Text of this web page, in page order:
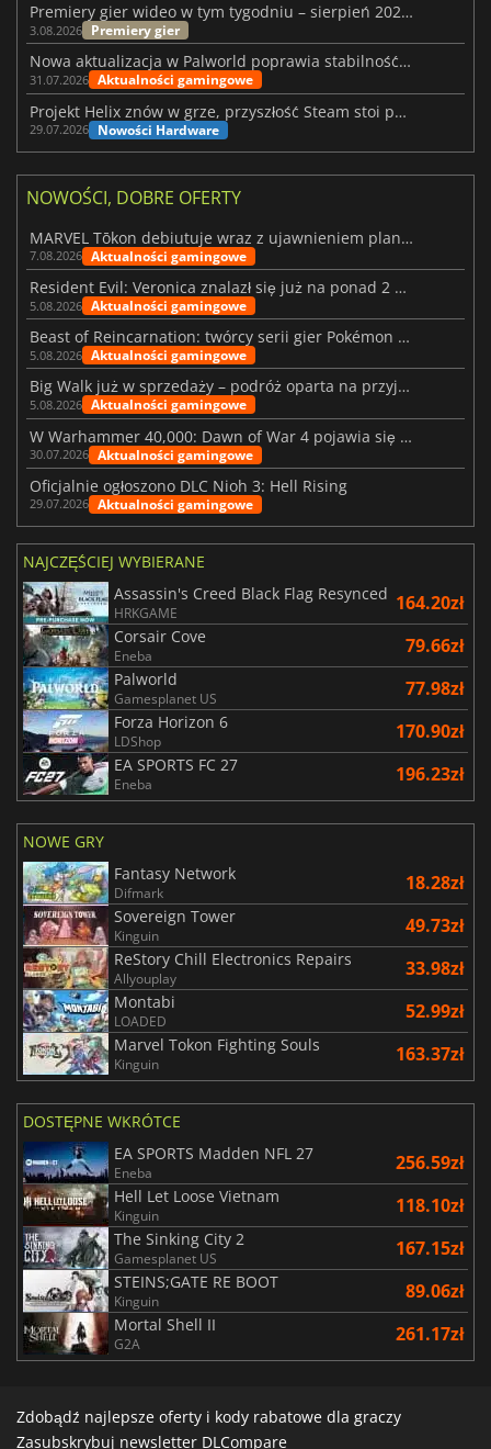
Premiery gier wideo w tym tygodniu – sierpień 2026 r. (32. tydzień)
3.08.2026 Premiery gier
Nowa aktualizacja w Palworld poprawia stabilność Sunreach i walk z bossami
31.07.2026 Aktualności gamingowe
Projekt Helix znów w grze, przyszłość Steam stoi pod znakiem zapytania
29.07.2026 Nowości Hardware
NOWOŚCI, DOBRE OFERTY
MARVEL Tōkon debiutuje wraz z ujawnieniem planu rozwoju na pierwszy rok
7.08.2026 Aktualności gamingowe
Resident Evil: Veronica znalazł się już na ponad 2 milionach list życzeń
5.08.2026 Aktualności gamingowe
Beast of Reincarnation: twórcy serii gier Pokémon wkraczają na nową ścieżkę
5.08.2026 Aktualności gamingowe
Big Walk już w sprzedaży – podróż oparta na przyjaźni
5.08.2026 Aktualności gamingowe
W Warhammer 40,000: Dawn of War 4 pojawia się frakcja Nekronów
30.07.2026 Aktualności gamingowe
Oficjalnie ogłoszono DLC Nioh 3: Hell Rising
29.07.2026 Aktualności gamingowe
NAJCZĘŚCIEJ WYBIERANE
Assassin's Creed Black Flag Resynced
HRKGAME 164.20zł
Corsair Cove
Eneba 79.66zł
Palworld
Gamesplanet US 77.98zł
Forza Horizon 6
LDShop 170.90zł
EA SPORTS FC 27
Eneba 196.23zł
NOWE GRY
Fantasy Network
Difmark 18.28zł
Sovereign Tower
Kinguin 49.73zł
ReStory Chill Electronics Repairs
Allyouplay 33.98zł
Montabi
LOADED 52.99zł
Marvel Tokon Fighting Souls
Kinguin 163.37zł
DOSTĘPNE WKRÓTCE
EA SPORTS Madden NFL 27
Eneba 256.59zł
Hell Let Loose Vietnam
Kinguin 118.10zł
The Sinking City 2
Gamesplanet US 167.15zł
STEINS;GATE RE BOOT
Kinguin 89.06zł
Mortal Shell II
G2A 261.17zł
Zdobądź najlepsze oferty i kody rabatowe dla graczy
Zasubskrybuj newsletter DLCompare